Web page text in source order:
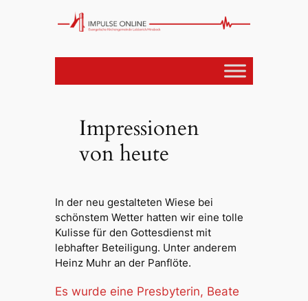
Impressionen
von heute
In der neu gestalteten Wiese bei
schönstem Wetter hatten wir eine tolle
Kulisse für den Gottesdienst mit
lebhafter Beteiligung. Unter anderem
Heinz Muhr an der Panflöte.
Es wurde eine Presbyterin, Beate